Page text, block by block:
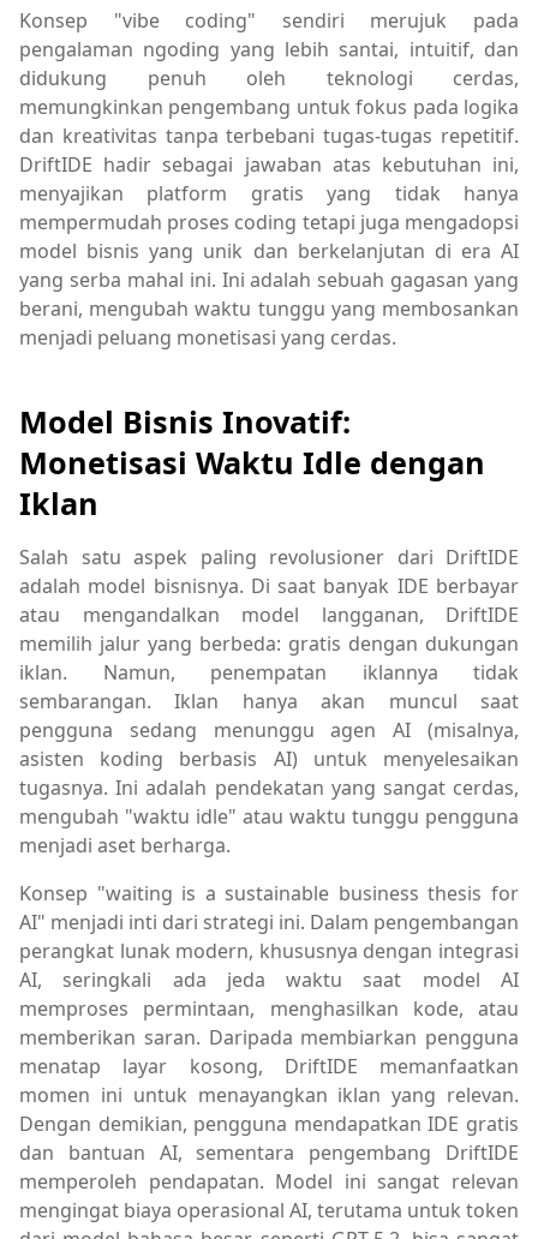
Konsep "vibe coding" sendiri merujuk pada
pengalaman ngoding yang lebih santai, intuitif, dan
didukung penuh oleh teknologi cerdas,
memungkinkan pengembang untuk fokus pada logika
dan kreativitas tanpa terbebani tugas-tugas repetitif.
DriftIDE hadir sebagai jawaban atas kebutuhan ini,
menyajikan platform gratis yang tidak hanya
mempermudah proses coding tetapi juga mengadopsi
model bisnis yang unik dan berkelanjutan di era AI
yang serba mahal ini. Ini adalah sebuah gagasan yang
berani, mengubah waktu tunggu yang membosankan
menjadi peluang monetisasi yang cerdas.
Model Bisnis Inovatif:
Monetisasi Waktu Idle dengan
Iklan
Salah satu aspek paling revolusioner dari DriftIDE
adalah model bisnisnya. Di saat banyak IDE berbayar
atau mengandalkan model langganan, DriftIDE
memilih jalur yang berbeda: gratis dengan dukungan
iklan. Namun, penempatan iklannya tidak
sembarangan. Iklan hanya akan muncul saat
pengguna sedang menunggu agen AI (misalnya,
asisten koding berbasis AI) untuk menyelesaikan
tugasnya. Ini adalah pendekatan yang sangat cerdas,
mengubah "waktu idle" atau waktu tunggu pengguna
menjadi aset berharga.
Konsep "waiting is a sustainable business thesis for
AI" menjadi inti dari strategi ini. Dalam pengembangan
perangkat lunak modern, khususnya dengan integrasi
AI, seringkali ada jeda waktu saat model AI
memproses permintaan, menghasilkan kode, atau
memberikan saran. Daripada membiarkan pengguna
menatap layar kosong, DriftIDE memanfaatkan
momen ini untuk menayangkan iklan yang relevan.
Dengan demikian, pengguna mendapatkan IDE gratis
dan bantuan AI, sementara pengembang DriftIDE
memperoleh pendapatan. Model ini sangat relevan
mengingat biaya operasional AI, terutama untuk token